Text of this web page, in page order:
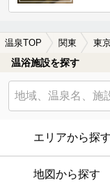
温泉TOP 関東 東
温浴施設を探す
エリアから探す
地図から探す